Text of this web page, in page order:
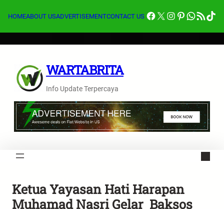
HOMEABOUT USADVERTISEMENTCONTACT US Facebook
X Instagram
Pinterest
Feed RSS
WARTABRITA
Info Update Terpercaya
Ketua Yayasan Hati Harapan
Muhamad Nasri Gelar Baksos